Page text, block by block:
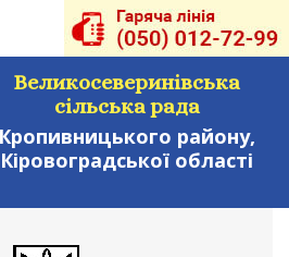
Великосеверинівська
сільська рада
Кропивницького району,
Кіровоградської області